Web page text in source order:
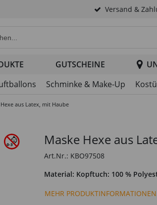
Versand &
GUTSCHEINE
Schminke & Make-Up
aus Latex, mit Haube
Maske Hexe aus
Art.Nr.: KBO97508
Material: Kopftuch: 100 %
MEHR